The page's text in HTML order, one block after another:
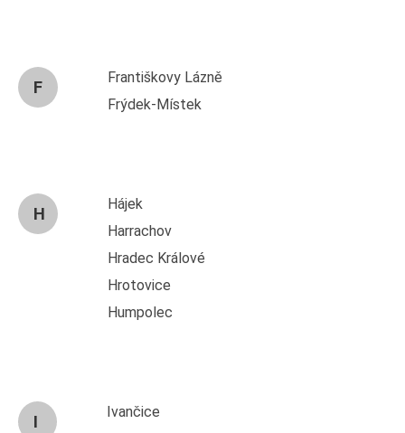
F
Františkovy Lázně
Frýdek-Místek
H
Hájek
Harrachov
Hradec Králové
Hrotovice
Humpolec
I
Ivančice